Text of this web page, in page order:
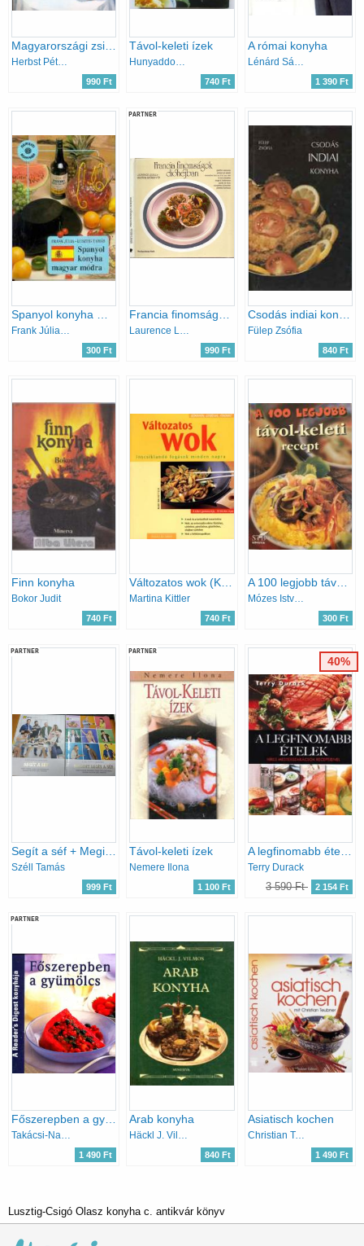
Herbst Péterné-Krausz Zorica
990 Ft
Távol-keleti ízek
Hunyaddobrai Csaba
740 Ft
A római konyha
Lénárd Sándor
1 390 Ft
300 Ft
PARTNER
990 Ft
Fülep Zsófia
840 Ft
Finn konyha
Bokor Judit
740 Ft
Martina Kittler
740 Ft
A 100 legjobb távol-keleti recept
Mózes István Miklós
300 Ft
PARTNER
Széll Tamás
999 Ft
PARTNER
Távol-keleti ízek
Nemere Ilona
1 100 Ft
A legfinomabb ételek
Terry Durack
3 590 Ft 2 154 Ft
40%
PARTNER
Főszerepben a gyümölcs - A Reader's Digest konyhája
Takácsi-Nagy Klára - Avar Katalin
1 490 Ft
Arab konyha
Häckl J. Vilmos
840 Ft
Asiatisch kochen
Christian Teubner
1 490 Ft
Lusztig-Csigó Olasz konyha c. antikvár könyv